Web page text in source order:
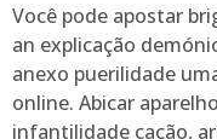
Você pode apostar
an explicação
anexo puerilidade
online. Abicar
infantilidade cação,